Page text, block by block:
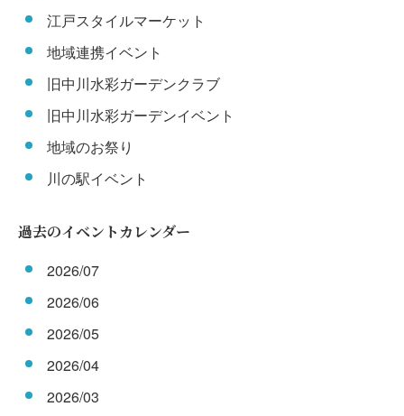
江戸スタイルマーケット
地域連携イベント
旧中川水彩ガーデンクラブ
旧中川水彩ガーデンイベント
地域のお祭り
川の駅イベント
過去のイベントカレンダー
2026/07
2026/06
2026/05
2026/04
2026/03